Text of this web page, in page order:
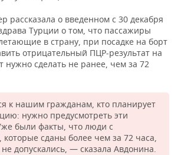
рассказала о введенном с 30 декабря
Турции о том, что пассажиры
в страну, при посадке на борт
отрицательный ПЦР-результат на
нужно сделать не ранее, чем за 72
к нашим гражданам, кто планирует
нужно предусмотреть эти
были факты, что люди с
которые сданы более чем за 72 часа,
допускались, — сказала Авдонина.